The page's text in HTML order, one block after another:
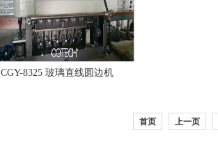
CGY-8325 玻璃直线圆边机
首页 上一页